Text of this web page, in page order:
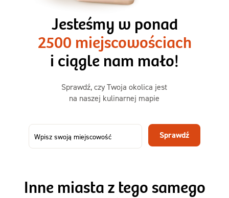
1500kcal - 2250kcal
3 sycące posiłki o większej objętości. Mniej dań,
ta sama wygoda!
50,31 zł
73,99
-32%
Menu
Jesteśmy w ponad
2500 miejscowościach
i ciągle nam mało!
Sprawdź, czy Twoja okolica jest
na naszej kulinarnej mapie
Sprawdź
Inne miasta z tego samego